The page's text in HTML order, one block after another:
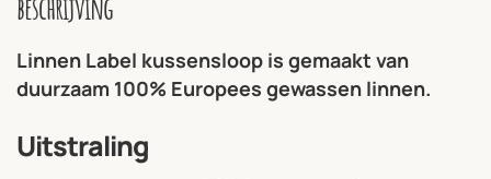
beschrijving
Linnen Label kussensloop is gemaakt van
duurzaam 100% Europees gewassen linnen.
Uitstraling